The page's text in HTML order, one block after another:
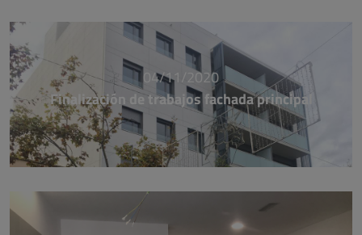
04/11/2020
Finalización de trabajos fachada principal